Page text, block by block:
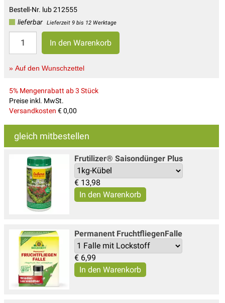
Bestell-Nr. lub 212555
lieferbar
Lieferzeit 9 bis 12 Werktage
» Auf den Wunschzettel
5% Mengenrabatt ab 3 Stück
Preise inkl. MwSt.
Versandkosten € 0,00
gleich mitbestellen
Frutilizer® Saisondünger Plus
€ 13,98
Permanent FruchtfliegenFalle
€ 6,99